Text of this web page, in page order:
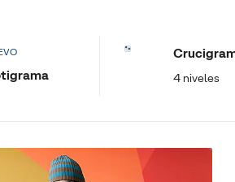
4 niveles